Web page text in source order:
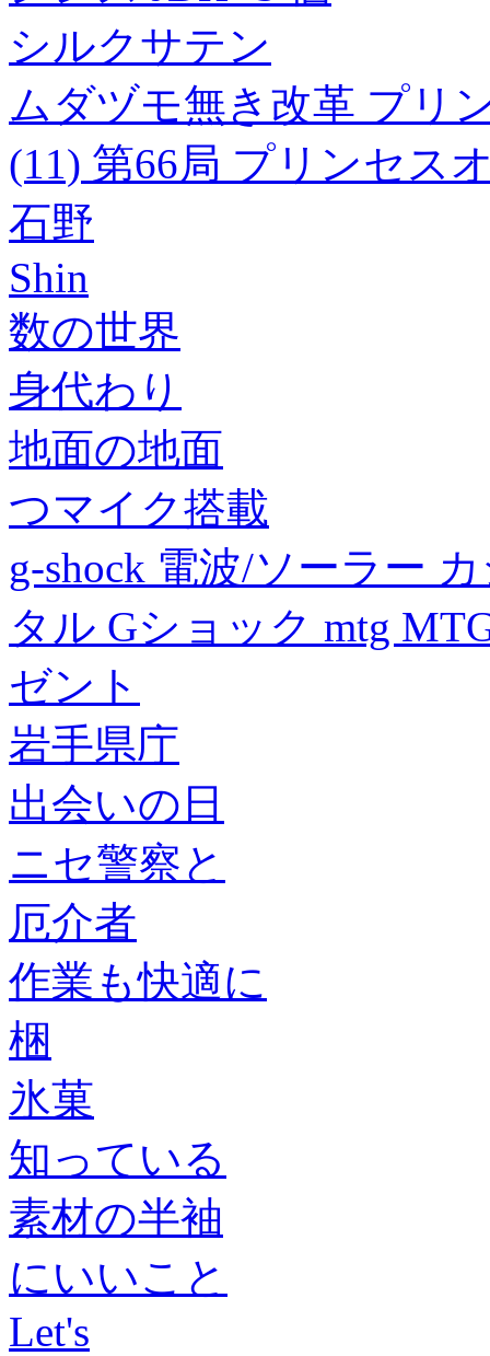
シルクサテン
ムダヅモ無き改革 プリ
(11) 第66局 プリンセス
石野
Shin
数の世界
身代わり
地面の地面
つマイク搭載
g-shock 電波/ソーラー
タル Gショック mtg
ゼント
岩手県庁
出会いの日
ニセ警察と
厄介者
作業も快適に
梱
氷菓
知っている
素材の半袖
にいいこと
Let's